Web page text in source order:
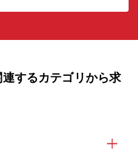
するカテゴリから求